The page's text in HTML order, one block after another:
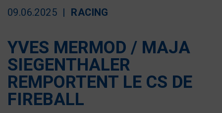
09.06.2025 RACING
YVES MERMOD / MAJA
SIEGENTHALER
REMPORTENT LE CS DE
FIREBALL